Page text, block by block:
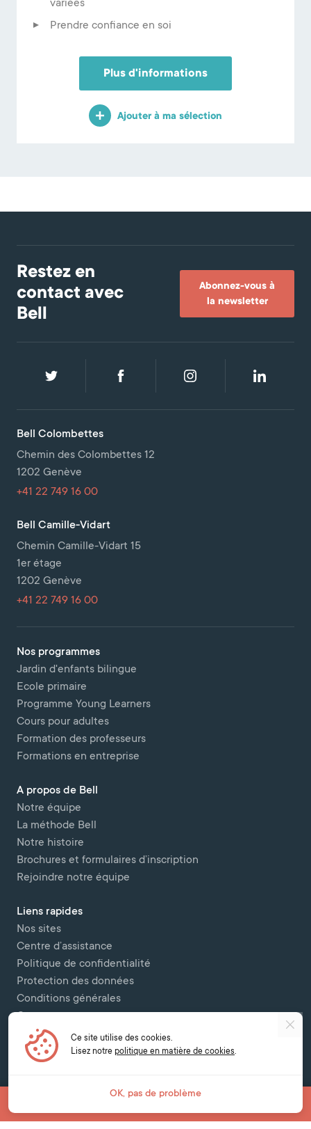
variées
Prendre confiance en soi
Plus d'informations
Ajouter à ma sélection
Restez en
contact avec
Bell
Abonnez-vous à
la newsletter
Nos programmes
Jardin d'enfants bilingue
Ecole primaire
Programme Young Learners
Cours pour adultes
Formation des professeurs
Formations en entreprise
A propos de Bell
Notre équipe
La méthode Bell
Notre histoire
Brochures et formulaires d’inscription
Rejoindre notre équipe
Liens rapides
Nos sites
Centre d’assistance
Politique de confidentialité
Protection des données
Conditions générales
Contactez-nous
Bell Colombettes
Chemin des Colombettes 12
1202 Genève
+41 22 749 16 00
Bell Camille-Vidart
Chemin Camille-Vidart 15
1er étage
1202 Genève
+41 22 749 16 00
Copyright © 2026 Bell Colombettes (t/a Bell Switzerland) - - 12 Chemin
des Colombettes, 1202, Geneva -
Ce site utilise des cookies.
Lisez notre politique en matière de cookies.
OK, pas de problème